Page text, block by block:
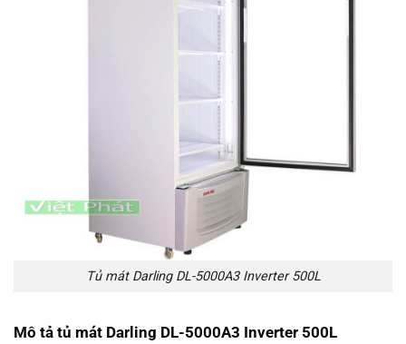
Tủ mát Darling DL-5000A3 Inverter 500L
Mô tả tủ mát Darling DL-5000A3 Inverter 500L